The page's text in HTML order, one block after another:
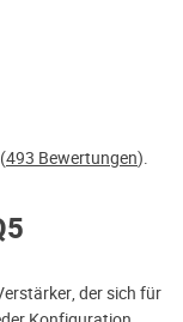
493 Bewertungen).
der sich für